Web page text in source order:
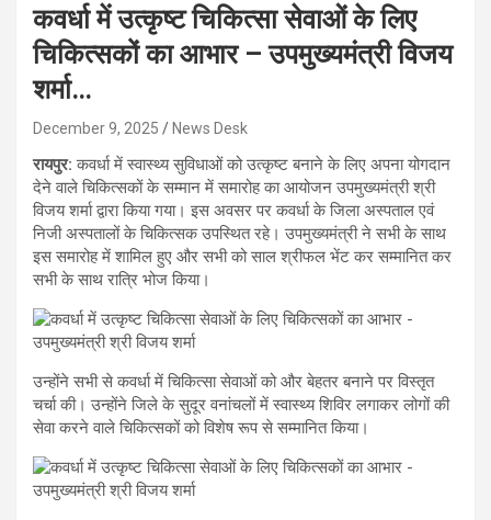
कवर्धा में उत्कृष्ट चिकित्सा सेवाओं के लिए
चिकित्सकों का आभार – उपमुख्यमंत्री विजय
शर्मा…
December 9, 2025 News Desk
रायपुर:कवर्धा में स्वास्थ्य सुविधाओं को उत्कृष्ट बनाने के लिए अपना योगदान
देने वाले चिकित्सकों के सम्मान में समारोह का आयोजन उपमुख्यमंत्री श्री
विजय शर्मा द्वारा किया गया। इस अवसर पर कवर्धा के जिला अस्पताल एवं
निजी अस्पतालों के चिकित्सक उपस्थित रहे। उपमुख्यमंत्री ने सभी के साथ
इस समारोह में शामिल हुए और सभी को साल श्रीफल भेंट कर सम्मानित कर
सभी के साथ रात्रि भोज किया।
उन्होंने सभी से कवर्धा में चिकित्सा सेवाओं को और बेहतर बनाने पर विस्तृत
चर्चा की। उन्होंने जिले के सुदूर वनांचलों में स्वास्थ्य शिविर लगाकर लोगों की
सेवा करने वाले चिकित्सकों को विशेष रूप से सम्मानित किया।